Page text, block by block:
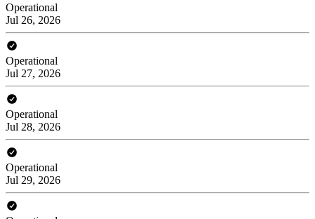
Operational
Jul 26, 2026
Operational
Jul 27, 2026
Operational
Jul 28, 2026
Operational
Jul 29, 2026